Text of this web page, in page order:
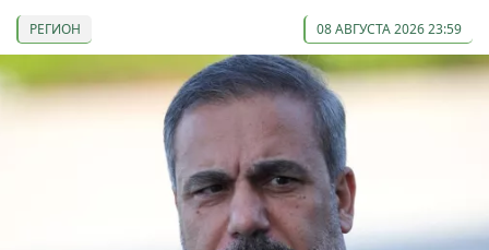
РЕГИОН 08 АВГУСТА 2026 23:59